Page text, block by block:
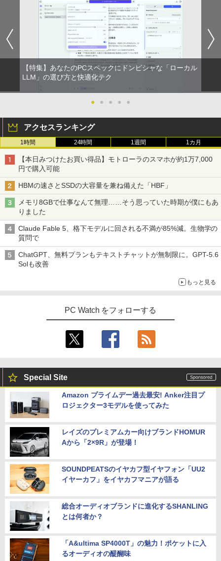
獣医腫瘍学テキスト 第2版[本/雑誌] / 日
本獣医がん学会/著 日本獣医がん学会獣医
腫瘍科認定医認定委員会/監修
￥19,800
世界の新富裕層はなぜ「オルカン・S＆P
円をつくった超レバレッジ投資の極意 [
宮脇 さき ]
￥1,980
コレクション・台湾のモダニズム（第6
巻） 衛生と病院 [ 鈴木哲造 ]
￥19,800
和山やま作品4冊セット 小冊子＆アクリ
ルスタンド付き特装版 （ビームコミック
￥11,000
会 ]
￥22,000
【特集】あなたのPCスペックにドンピシャな「ローカル
LLM」の選び方と快適化テク
● ● ● ● ●
アクセスランキング
1時間 24時間 1週間 1カ月
【本日みつけたお買い得品】モトローラのスマホが約1万7,000
円で購入可能
HBMの速さとSSDの大容量を兼ね備えた「HBF」
メモリ8GBで仕事なんて無理……そう思っていた時期が僕にもあ
りました
Claude Fable 5、格下モデルに回される不満が85%減。生物学の
質問で
ChatGPT、無料プランもテキストチャットが無制限に。GPT-5.6
Solも改善
もっと見る
PC Watch をフォローする
Special Site
Amazon プライムデー過去最安! Anker注目プ
ロジェクター3モデルを使ってみた
レイズのプレミアムカー向けブランドHOMUR
Aから「2×9R」が登場！
SOUNDPEATSのイヤカフ型イヤフォン「UU2
イヤーカフ」をイヤカフマニアが語る
総合オーディオブランドに進化するSHANLING
とは何者か？
「A&ultima SP4000T」の魅力！ポケットに入
るオーディオの醍醐味